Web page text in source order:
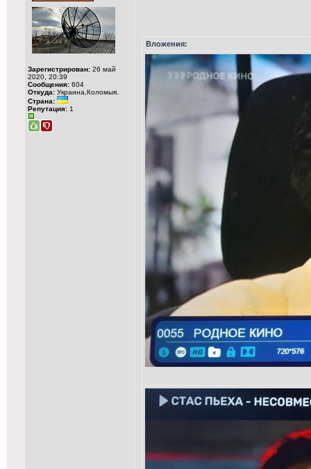
Зарегистрирован: 26 май
2020, 20:39
Сообщения: 604
Откуда: Украина,Коломыя.
Страна:
Репутация: 1
Вложения: